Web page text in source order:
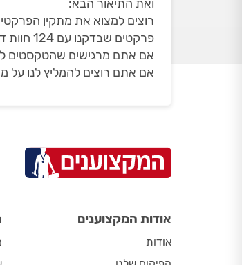
ואת התיאור הבא:
רוצים למצוא את מתקין
פרקטים שבדקנו עם 124 חוות דעת מאומתות על תיקון והתקנת פרקט, בדירוג ממוצע של 4.94
אם אתם מרגישים שהטקסטים
אם אתם רוצים להמליץ לנו על
אודות המקצוענים
אודות